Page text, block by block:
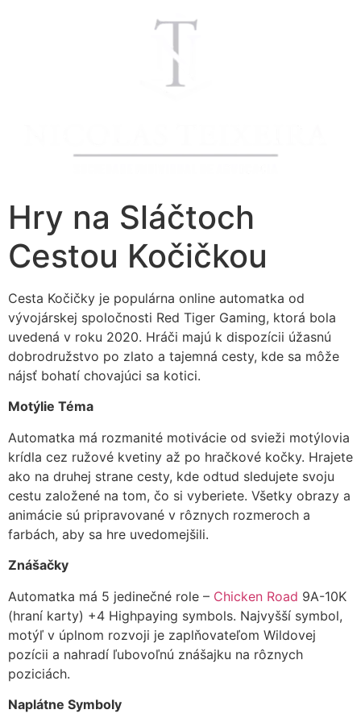
Hry na Sláčtoch
Cestou Kočičkou
Cesta Kočičky je populárna online automatka od
vývojárskej spoločnosti Red Tiger Gaming, ktorá bola
uvedená v roku 2020. Hráči majú k dispozícii úžasnú
dobrodružstvo po zlato a tajemná cesty, kde sa môže
nájsť bohatí chovajúci sa kotici.
Motýlie Téma
Automatka má rozmanité motivácie od svieži motýlovia
krídla cez ružové kvetiny až po hračkové kočky. Hrajete
ako na druhej strane cesty, kde odtud sledujete svoju
cestu založené na tom, čo si vyberiete. Všetky obrazy a
animácie sú pripravované v rôznych rozmeroch a
farbách, aby sa hre uvedomejšili.
Znášačky
Automatka má 5 jedinečné role – Chicken Road 9A-10K
(hraní karty) +4 Highpaying symbols. Najvyšší symbol,
motýľ v úplnom rozvoji je zaplňovateľom Wildovej
pozícii a nahradí ľubovoľnú znášajku na rôznych
poziciách.
Naplátne Symboly